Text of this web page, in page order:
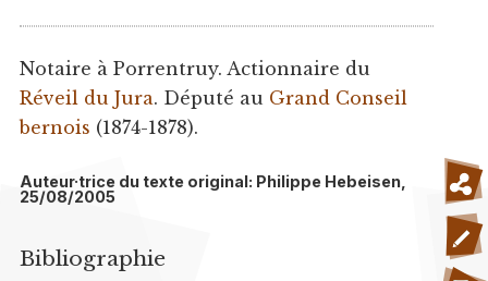
Notaire à Porrentruy. Actionnaire du
Réveil du Jura. Député au Grand Conseil
bernois (1874-1878).
Auteur·trice du texte original: Philippe Hebeisen,
25/08/2005
Bibliographie